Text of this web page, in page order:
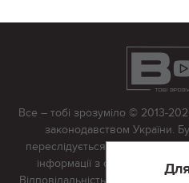
Все – тобі зрозуміло © 2013-
законодавством України.
переслідується в судовому
інформації з сайту тільки з
Відповідальність за